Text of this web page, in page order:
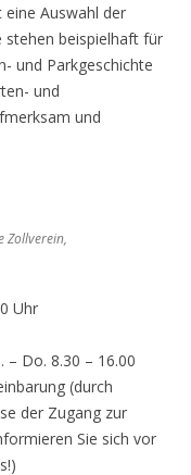
Auswahl der
stehen beispielhaft für
und Parkgeschichte
und
und
Zollverein,
Uhr
– Do. 8.30 – 16.00
(durch
der Zugang zur
Sie sich vor